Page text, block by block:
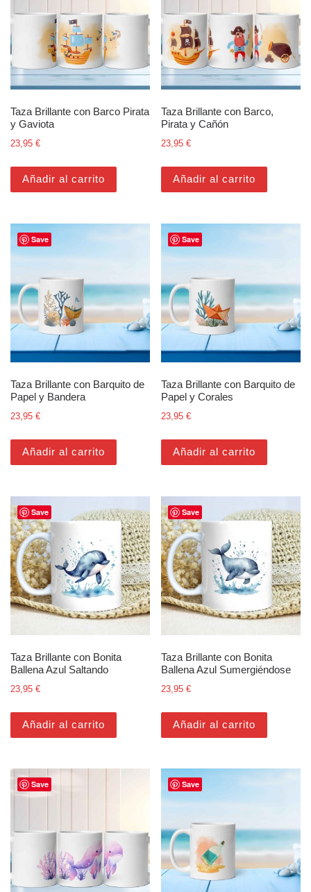
Taza Brillante con Barco Pirata
y Gaviota
23,95 €
Añadir al carrito
Taza Brillante con Barco,
Pirata y Cañón
23,95€
Añadir al carrito
Save
Taza Brillante con Barquito de
Papel y Bandera
23,95 €
Añadir al carrito
Save
Taza Brillante con Barquito de
Papel y Corales
23,95€
Añadir al carrito
Save
Taza Brillante con Bonita
Ballena Azul Saltando
23,95 €
Añadir al carrito
Save
Taza Brillante con Bonita
Ballena Azul Sumergiéndose
23,95€
Añadir al carrito
Save Save